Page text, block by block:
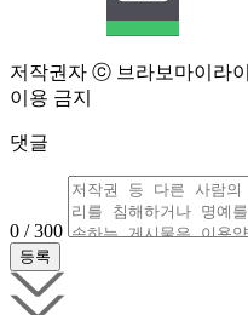
저작권자 ⓒ 브라보마이라
이용 금지
댓글
0 / 300